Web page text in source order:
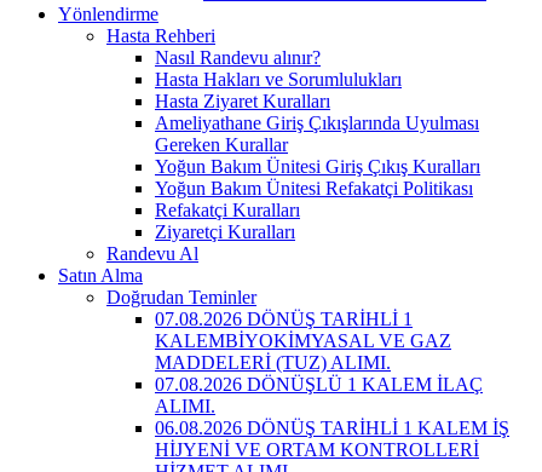
Yönlendirme
Hasta Rehberi
Nasıl Randevu alınır?
Hasta Hakları ve Sorumlulukları
Hasta Ziyaret Kuralları
Ameliyathane Giriş Çıkışlarında Uyulması
Gereken Kurallar
Yoğun Bakım Ünitesi Giriş Çıkış Kuralları
Yoğun Bakım Ünitesi Refakatçi Politikası
Refakatçi Kuralları
Ziyaretçi Kuralları
Randevu Al
Satın Alma
Doğrudan Teminler
07.08.2026 DÖNÜŞ TARİHLİ 1
KALEMBİYOKİMYASAL VE GAZ
MADDELERİ (TUZ) ALIMI.
07.08.2026 DÖNÜŞLÜ 1 KALEM İLAÇ
ALIMI.
06.08.2026 DÖNÜŞ TARİHLİ 1 KALEM İŞ
HİJYENİ VE ORTAM KONTROLLERİ